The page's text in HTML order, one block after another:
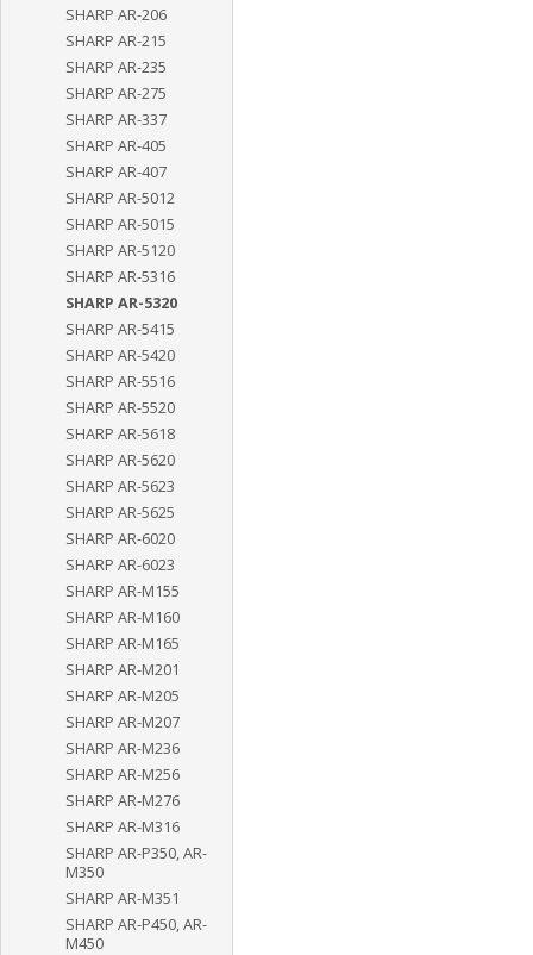
SHARP AR-206
SHARP AR-215
SHARP AR-235
SHARP AR-275
SHARP AR-337
SHARP AR-405
SHARP AR-407
SHARP AR-5012
SHARP AR-5015
SHARP AR-5120
SHARP AR-5316
SHARP AR-5320
SHARP AR-5415
SHARP AR-5420
SHARP AR-5516
SHARP AR-5520
SHARP AR-5618
SHARP AR-5620
SHARP AR-5623
SHARP AR-5625
SHARP AR-6020
SHARP AR-6023
SHARP AR-M155
SHARP AR-M160
SHARP AR-M165
SHARP AR-M201
SHARP AR-M205
SHARP AR-M207
SHARP AR-M236
SHARP AR-M256
SHARP AR-M276
SHARP AR-M316
SHARP AR-P350, AR-
M350
SHARP AR-M351
SHARP AR-P450, AR-
M450